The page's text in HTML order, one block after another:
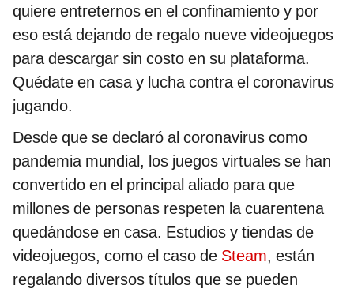
quiere entreternos en el confinamiento y por
eso está dejando de regalo nueve videojuegos
para descargar sin costo en su plataforma.
Quédate en casa y lucha contra el coronavirus
jugando.
Desde que se declaró al coronavirus como
pandemia mundial, los juegos virtuales se han
convertido en el principal aliado para que
millones de personas respeten la cuarentena
quedándose en casa. Estudios y tiendas de
videojuegos, como el caso de Steam, están
regalando diversos títulos que se pueden